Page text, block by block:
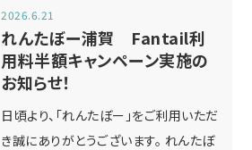
2026.6.21
れんたぼー浦賀 Fantail利
用料半額キャンペーン実施の
お知らせ！
日頃より、「れんたぼー」をご利用いただ
き誠にありがとうございます。 れんたぼ